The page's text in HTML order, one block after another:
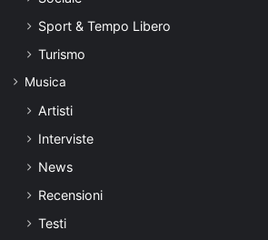
Sport & Tempo Libero
Turismo
Musica
Artisti
Interviste
News
Recensioni
Testi